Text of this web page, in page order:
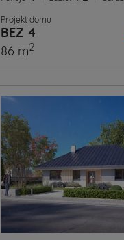
Projekt domu
BEZ 4
86 m2